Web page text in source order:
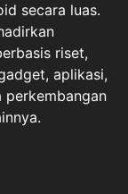
secara luas.
riset,
aplikasi,
perkembangan